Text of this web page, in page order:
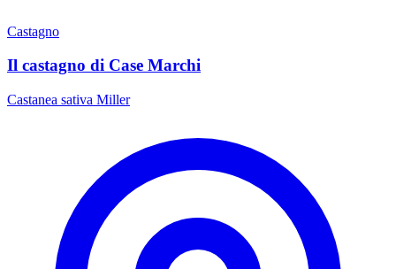
Castagno
Il castagno di Case Marchi
Castanea sativa Miller